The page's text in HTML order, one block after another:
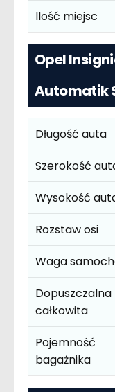
Ilość miejsc
Opel
Automatik
Długość auta
Szerokość
Wysokość
Rozstaw osi
Waga
całkowita
Pojemność
bagażnika